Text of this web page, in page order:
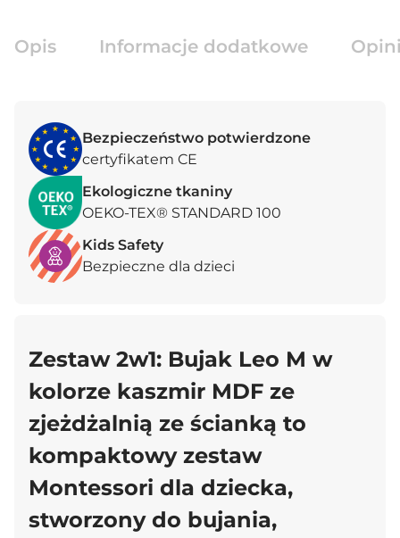
Opis Informacje dodatkowe
Bezpieczeństwo potwierdzone
certyfikatem CE
Ekologiczne tkaniny
OEKO-TEX® STANDARD 100
Kids Safety
Bezpieczne dla dzieci
Zestaw 2w1: Bujak Leo M w
kolorze kaszmir MDF ze
zjeżdżalnią ze ścianką to
kompaktowy zestaw
Montessori dla dziecka,
stworzony do bujania,